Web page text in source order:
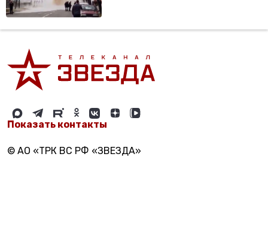
Показать контакты
© АО «ТРК ВС РФ «ЗВЕЗДА»